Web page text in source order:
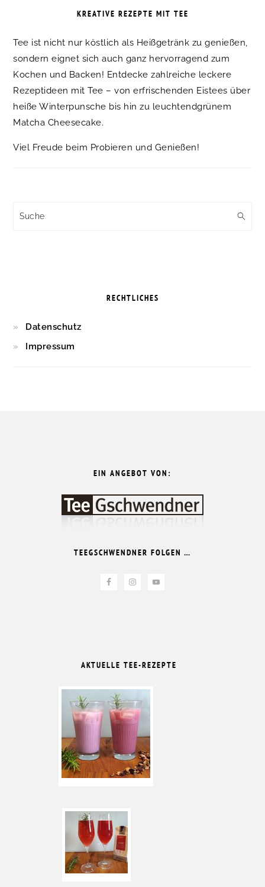
KREATIVE REZEPTE MIT TEE
Tee ist nicht nur köstlich als Heißgetränk zu genießen,
sondern eignet sich auch ganz hervorragend zum
Kochen und Backen! Entdecke zahlreiche leckere
Rezeptideen mit Tee – von erfrischenden Eistees über
heiße Winterpunsche bis hin zu leuchtendgrünem
Matcha Cheesecake.
Viel Freude beim Probieren und Genießen!
Suche
RECHTLICHES
Datenschutz
Impressum
EIN ANGEBOT VON:
TEEGSCHWENDNER FOLGEN …
AKTUELLE TEE-REZEPTE